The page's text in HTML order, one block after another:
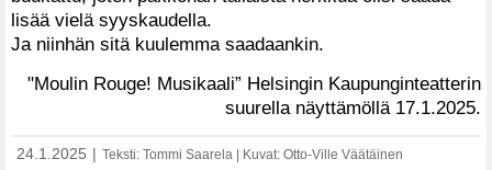
lisää vielä syyskaudella.
Ja niinhän sitä kuulemma saadaankin.
"Moulin Rouge! Musikaali” Helsingin Kaupunginteatterin
suurella näyttämöllä 17.1.2025.
24.1.2025 Teksti: Tommi Saarela | Kuvat: Otto-Ville Väätäinen